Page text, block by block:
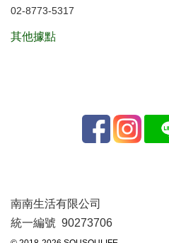
02-8773-5317
其他據點
南南生活有限公司
統一編號 90273706